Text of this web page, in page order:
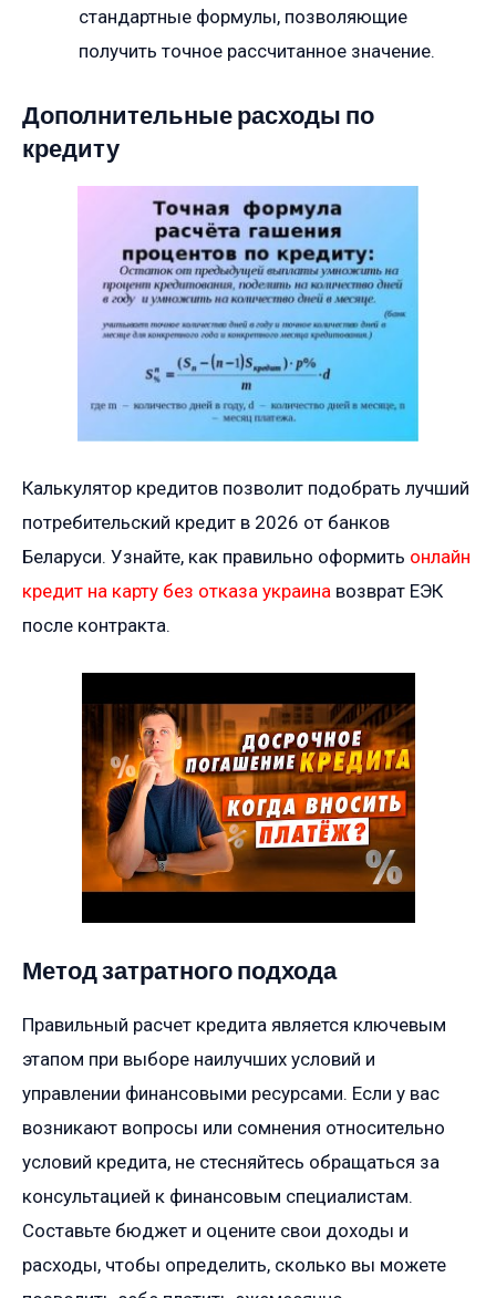
стандартные формулы, позволяющие
получить точное рассчитанное значение.
Дополнительные расходы по
кредиту
Калькулятор кредитов позволит подобрать лучший
потребительский кредит в 2026 от банков
Беларуси. Узнайте, как правильно оформить онлайн
кредит на карту без отказа украина возврат ЕЭК
после контракта.
Метод затратного подхода
Правильный расчет кредита является ключевым
этапом при выборе наилучших условий и
управлении финансовыми ресурсами. Если у вас
возникают вопросы или сомнения относительно
условий кредита, не стесняйтесь обращаться за
консультацией к финансовым специалистам.
Составьте бюджет и оцените свои доходы и
расходы, чтобы определить, сколько вы можете